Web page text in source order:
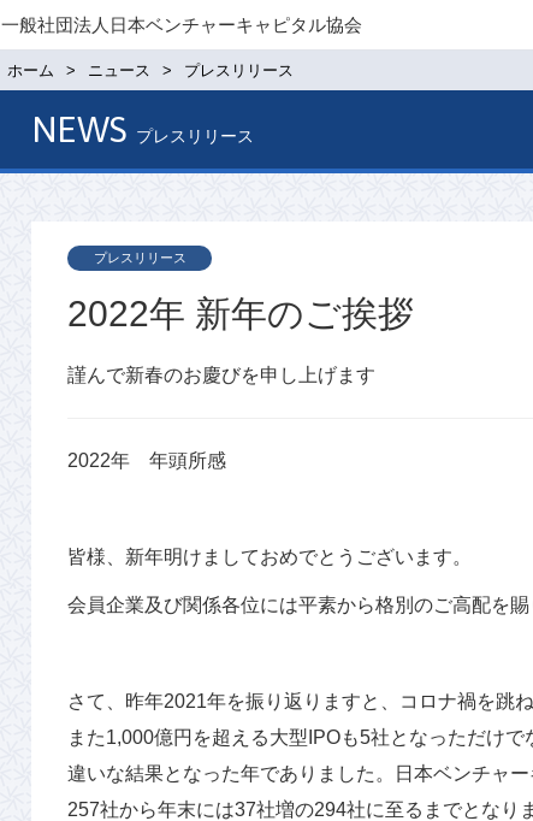
一般社団法人日本ベンチャーキャピタル協会
ホーム ニュース プレスリリース
NEWS プレスリリース
2022年 新年のご挨拶
プレスリリース
謹んで新春のお慶びを申し上げます
2022年 年頭所感
皆様、新年明けましておめでとうございます。
会員企業及び関係各位には平素から格別のご高配を
さて、昨年2021年を振り返りますと、コロナ禍を跳
また1,000億円を超える大型IPOも5社となっただけ
違いな結果となった年でありました。日本ベンチャ
257社から年末には37社増の294社に至るまでとなり